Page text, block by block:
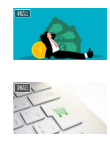
雑記
雑記